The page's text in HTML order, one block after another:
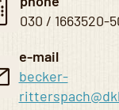
030 / 1663520-
e-mail
becker-